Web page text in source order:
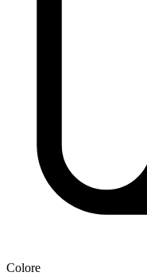
Colore